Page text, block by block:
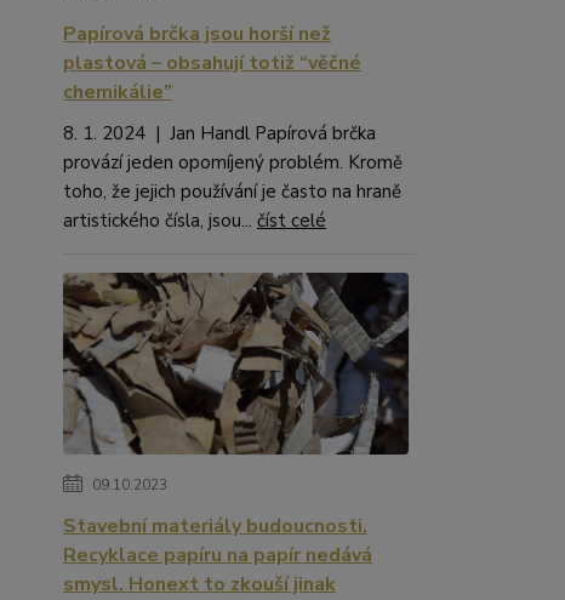
Papírová brčka jsou horší než
plastová – obsahují totiž “věčné
chemikálie”
8. 1. 2024 | Jan Handl Papírová brčka
provází jeden opomíjený problém. Kromě
toho, že jejich používání je často na hraně
artistického čísla, jsou... číst celé
09.10.2023
Stavební materiály budoucnosti.
Recyklace papíru na papír nedává
smysl. Honext to zkouší jinak